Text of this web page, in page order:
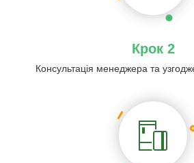
Крок 2
Консультація менеджера та